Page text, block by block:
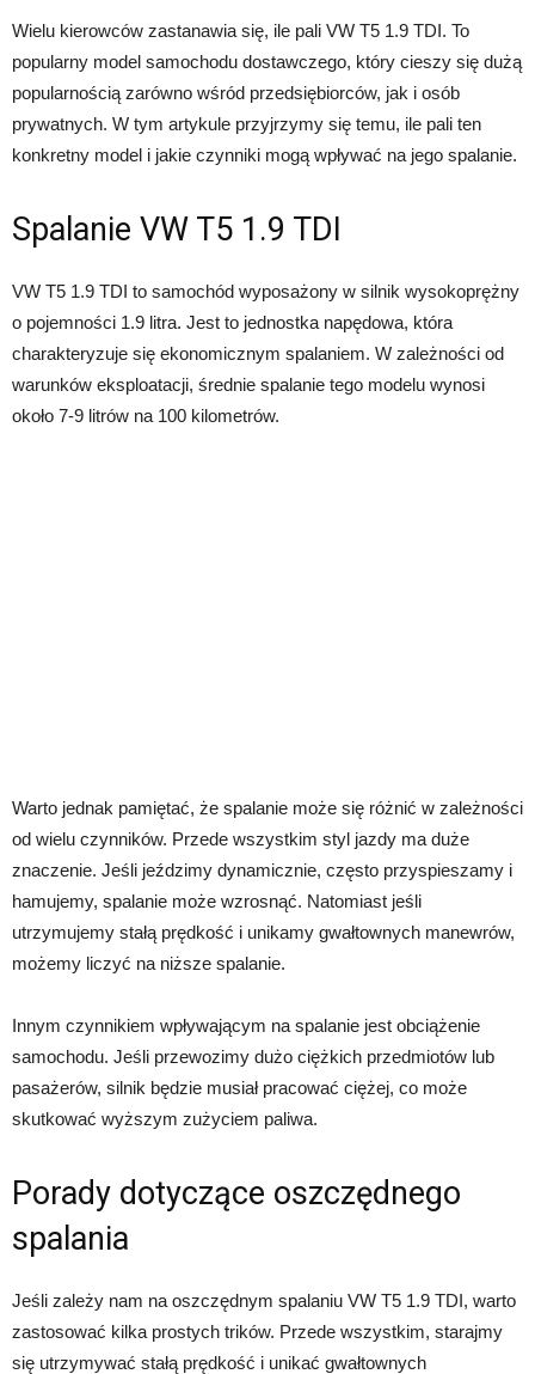
Wielu kierowców zastanawia się, ile pali VW T5 1.9 TDI. To
popularny model samochodu dostawczego, który cieszy się dużą
popularnością zarówno wśród przedsiębiorców, jak i osób
prywatnych. W tym artykule przyjrzymy się temu, ile pali ten
konkretny model i jakie czynniki mogą wpływać na jego spalanie.
Spalanie VW T5 1.9 TDI
VW T5 1.9 TDI to samochód wyposażony w silnik wysokoprężny
o pojemności 1.9 litra. Jest to jednostka napędowa, która
charakteryzuje się ekonomicznym spalaniem. W zależności od
warunków eksploatacji, średnie spalanie tego modelu wynosi
około 7-9 litrów na 100 kilometrów.
Warto jednak pamiętać, że spalanie może się różnić w zależności
od wielu czynników. Przede wszystkim styl jazdy ma duże
znaczenie. Jeśli jeździmy dynamicznie, często przyspieszamy i
hamujemy, spalanie może wzrosnąć. Natomiast jeśli
utrzymujemy stałą prędkość i unikamy gwałtownych manewrów,
możemy liczyć na niższe spalanie.
Innym czynnikiem wpływającym na spalanie jest obciążenie
samochodu. Jeśli przewozimy dużo ciężkich przedmiotów lub
pasażerów, silnik będzie musiał pracować ciężej, co może
skutkować wyższym zużyciem paliwa.
Porady dotyczące oszczędnego
spalania
Jeśli zależy nam na oszczędnym spalaniu VW T5 1.9 TDI, warto
zastosować kilka prostych trików. Przede wszystkim, starajmy
się utrzymywać stałą prędkość i unikać gwałtownych